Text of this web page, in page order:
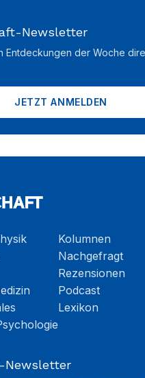
Newsletter
Entdeckungen der Woche
JETZT ANMELDEN
Kolumnen
Nachgefragt
Rezensionen
Podcast
Lexikon
Newsletter